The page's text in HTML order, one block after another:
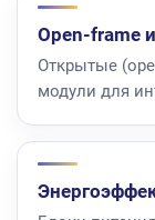
Open-frame
Открытые
модули для